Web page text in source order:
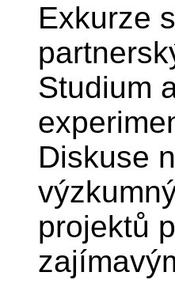
Exkurze
Studium
Diskuse
projektů